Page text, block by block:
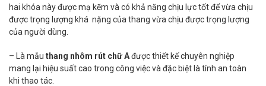
hai khóa này được mạ kẽm và có khả năng chịu lực tốt để vừa chịu
được trọng lượng khá nặng của thang vừa chịu được trọng lượng
của người dùng.
– Là mẫu thang nhôm rút chữ Ađược thiết kế chuyên nghiệp
mang lại hiệu suất cao trong công việc và đặc biệt là tính an toàn
khi thao tác.